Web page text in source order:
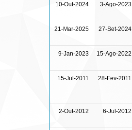
10-Out-2024 3-Ago-2023
21-Mar-2025 27-Set-2024
9-Jan-2023 15-Ago-2022
15-Jul-2011 28-Fev-2011
2-Out-2012 6-Jul-2012